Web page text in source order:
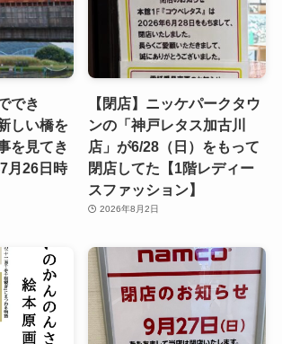
でき
しい橋を
を見てき
月26日時
【閉店】ニッケパークタウ
ンの「神戸レタス加古川
店」が6/28（日）をもって
閉店してた【1階レディー
スファッション】
2026年8月2日